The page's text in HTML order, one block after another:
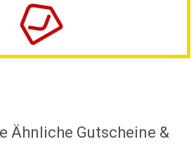
Ähnliche Gutscheine &